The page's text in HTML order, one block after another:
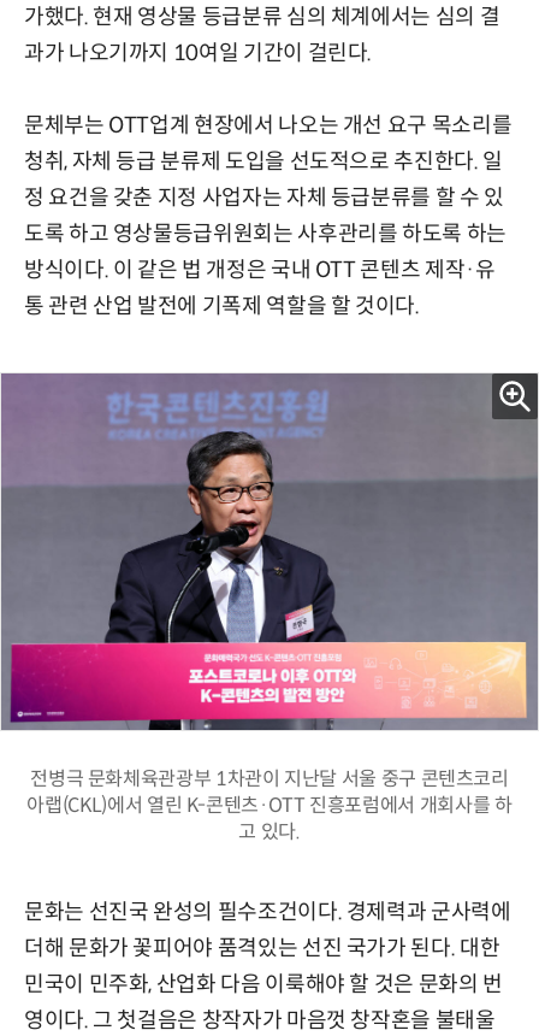
가했다. 현재 영상물 등급분류 심의 체계에서는 심의 결
과가 나오기까지 10여일 기간이 걸린다.
문체부는 OTT업계 현장에서 나오는 개선 요구 목소리를
청취, 자체 등급 분류제 도입을 선도적으로 추진한다. 일
정 요건을 갖춘 지정 사업자는 자체 등급분류를 할 수 있
도록 하고 영상물등급위원회는 사후관리를 하도록 하는
방식이다. 이 같은 법 개정은 국내 OTT 콘텐츠 제작·유
통 관련 산업 발전에 기폭제 역할을 할 것이다.
전병극 문화체육관광부 1차관이 지난달 서울 중구 콘텐츠코리
아랩(CKL)에서 열린 K-콘텐츠·OTT 진흥포럼에서 개회사를 하
고 있다.
문화는 선진국 완성의 필수조건이다. 경제력과 군사력에
더해 문화가 꽃피어야 품격있는 선진 국가가 된다. 대한
민국이 민주화, 산업화 다음 이룩해야 할 것은 문화의 번
영이다. 그 첫걸음은 창작자가 마음껏 창작혼을 불태울